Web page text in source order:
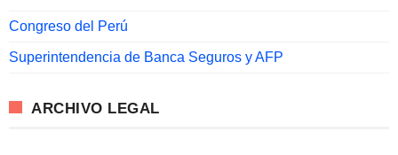
Congreso del Perú
Superintendencia de Banca Seguros y AFP
ARCHIVO LEGAL